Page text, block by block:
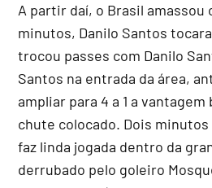
A partir daí, o Brasil amassou
minutos, Danilo Santos
trocou passes com Danilo
Santos na entrada da área,
ampliar para 4 a 1 a
chute colocado. Dois
faz linda jogada dentro da
derrubado pelo goleiro